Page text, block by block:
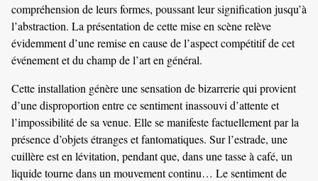
compréhension de leurs formes, poussant leur signification jusqu’à
l’abstraction. La présentation de cette mise en scène relève
évidemment d’une remise en cause de l’aspect compétitif de cet
événement et du champ de l’art en général.
Cette installation génère une sensation de bizarrerie qui provient
d’une disproportion entre ce sentiment inassouvi d’attente et
l’impossibilité de sa venue. Elle se manifeste factuellement par la
présence d’objets étranges et fantomatiques. Sur l’estrade, une
cuillère est en lévitation, pendant que, dans une tasse à café, un
liquide tourne dans un mouvement continu… Le sentiment de